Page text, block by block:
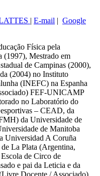
|E-mail |Google
Física pela
(1997), Mestrado em
de Campinas (2000),
(2004) no Instituto
(INEFC) na Espanha
FEF-UNICAMP
no Laboratório do
– CEAD, da
da Universidade de
de Manitoba
Universidad A Coruña
La Plata (Argentina,
de Circo de
e pai da Leticia e da
Docente / Associado)